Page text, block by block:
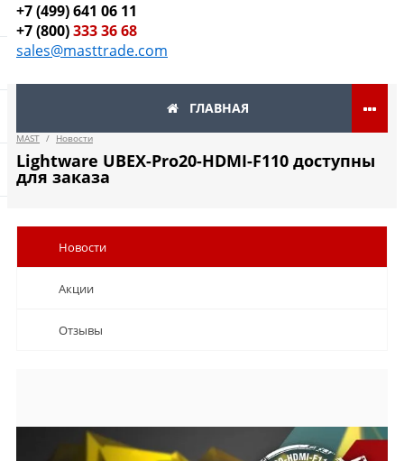
+7 (499) 641 06 11
+7 (800)333 36 68
sales@masttrade.com
ГЛАВНАЯ
MAST / Новости
Lightware UBEX-Pro20-HDMI-F110 доступны
для заказа
Новости
Акции
Отзывы